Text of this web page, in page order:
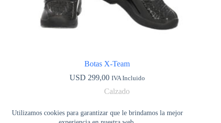
Utilizamos cookies para garantizar que le brindamos la mejor
Botas X-Team
USD 299,00 IVA Incluido
Calzado
Seleccionar opciones
producto